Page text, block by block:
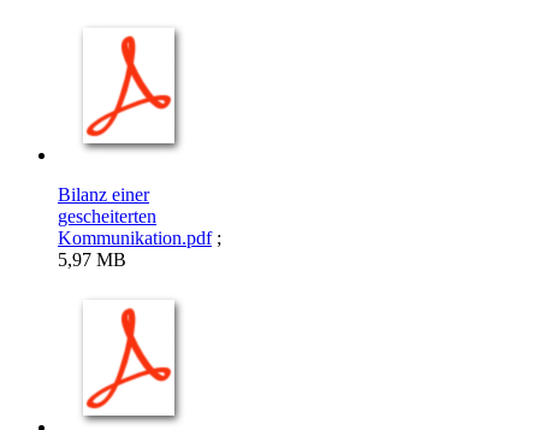
Bilanz einer
gescheiterten
Kommunikation.pdf;
5,97 MB